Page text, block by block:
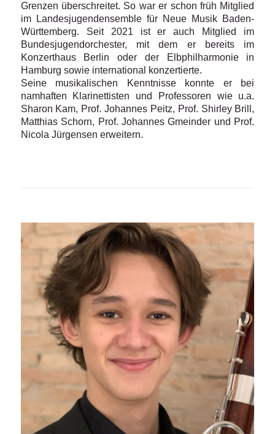
Grenzen überschreitet. So war er schon früh Mitglied
im Landesjugendensemble für Neue Musik Baden-
Württemberg. Seit 2021 ist er auch Mitglied im
Bundesjugendorchester, mit dem er bereits im
Konzerthaus Berlin oder der Elbphilharmonie in
Hamburg sowie international konzertierte.
Seine musikalischen Kenntnisse konnte er bei
namhaften Klarinettisten und Professoren wie u.a.
Sharon Kam, Prof. Johannes Peitz, Prof. Shirley Brill,
Matthias Schorn, Prof. Johannes Gmeinder und Prof.
Nicola Jürgensen erweitern.